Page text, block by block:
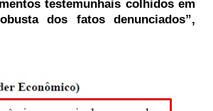
testemunhais colhidos em
dos fatos denunciados”,